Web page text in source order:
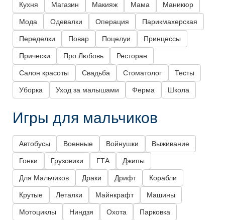
Кухня Магазин Макияж Мама Маникюр
Мода Одевалки Операция Парикмахерская
Переделки Повар Поцелуи Принцессы
Прически Про Любовь Ресторан
Салон красоты Свадьба Стоматолог Тесты
Уборка Уход за малышами Ферма Школа
Игры для мальчиков
Автобусы Военные Войнушки Выживание
Гонки Грузовики ГТА Джипы
Для Мальчиков Драки Дрифт Корабли
Крутые Леталки Майнкрафт Машины
Мотоциклы Ниндзя Охота Парковка